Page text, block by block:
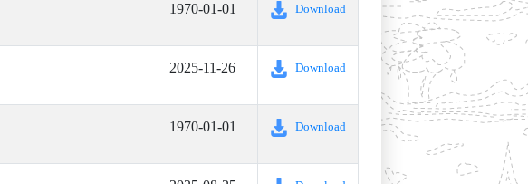
1970-01-01 Download
2025-11-26 Download
1970-01-01 Download